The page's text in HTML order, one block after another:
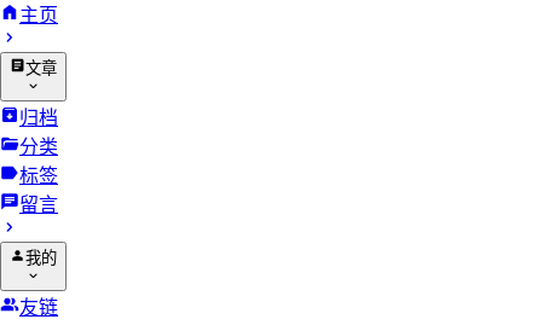
主页
文章
归档
分类
标签
留言
我的
友链